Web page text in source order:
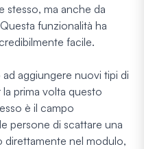
stesso, ma anche da
funzionalità ha
facile.
aggiungere nuovi tipi di
prima volta questo
è il campo
persone di scattare una
nel modulo,